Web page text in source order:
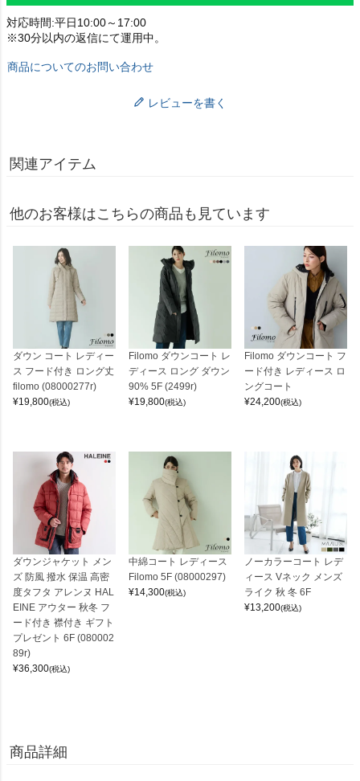
対応時間:平日10:00～17:00
※30分以内の返信にて運用中。
商品についてのお問い合わせ
レビューを書く
関連アイテム
他のお客様はこちらの商品も見ています
ダウン コート レディー
ス フード付き ロング丈
filomo (08000277r)
¥19,800(税込)
Filomo ダウンコート レ
ディース ロング ダウン
90% 5F (2499r)
¥19,800(税込)
Filomo ダウンコート フ
ード付き レディース ロ
ングコート
¥24,200(税込)
ダウンジャケット メン
ズ 防風 撥水 保温 高密
度タフタ アレンヌ HAL
EINE アウター 秋冬 フ
ード付き 襟付き ギフト
プレゼント 6F (080002
89r)
¥36,300(税込)
中綿コート レディース
Filomo 5F (08000297)
¥14,300(税込)
ノーカラーコート レデ
ィース Vネック メンズ
ライク 秋 冬 6F
¥13,200(税込)
商品詳細